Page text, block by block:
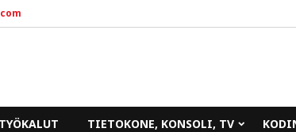
TYÖKALUT TIETOKONE, KONSOLI, TV